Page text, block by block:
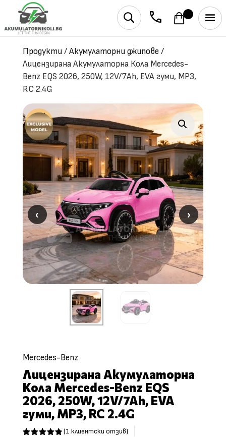
phone
U
Продукти/ Акумулаторни джипове/
Лицензирана Акумулаторна Кола Mercedes-
Benz EQS 2026, 250W, 12V/7Ah, EVA гуми, MP3,
RC 2.4G
‹ ›
‹ ›
Mercedes-Benz
Лицензирана Акумулаторна
Кола Mercedes-Benz EQS
2026, 250W, 12V/7Ah, EVA
гуми, MP3, RC 2.4G
(1 клиентски отзив)